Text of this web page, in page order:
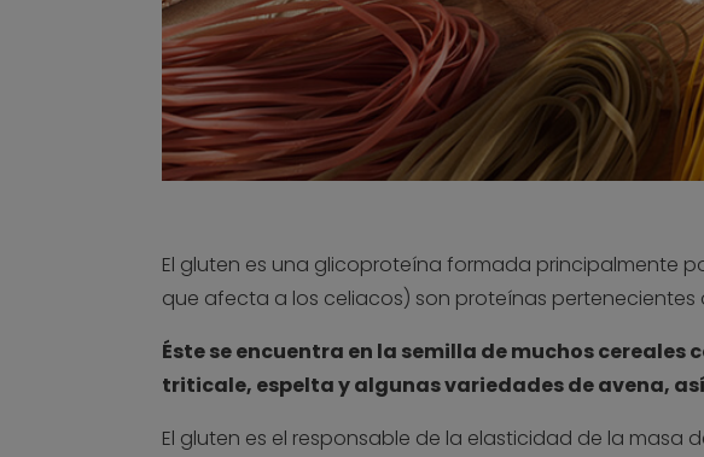
El gluten es una glicoproteína formada principalmente
que afecta a los celiacos) son proteínas pertenecientes
Éste se encuentra en la semilla de muchos cereales
triticale, espelta y algunas variedades de avena,
El gluten es el responsable de la elasticidad de la masa